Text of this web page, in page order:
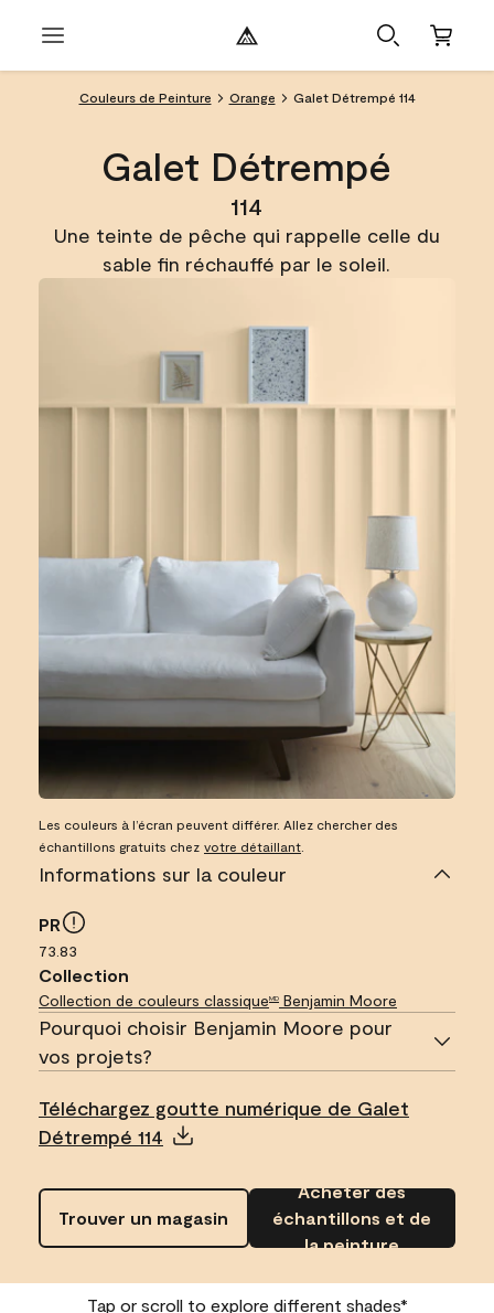
Couleurs de Peinture Orange Galet Détrempé 114
Galet Détrempé
114
Une teinte de pêche qui rappelle celle du
sable fin réchauffé par le soleil.
Les couleurs à l’écran peuvent différer. Allez chercher des
échantillons gratuits chez votre détaillant
Informations sur la couleur
PR
73.83
Collection
Collection de couleurs classiqueMD Benjamin Moore
Pourquoi choisir Benjamin Moore pour
vos projets?
Téléchargez goutte numérique de Galet
Détrempé 114
Trouver un magasin
Acheter des
échantillons et de
la peinture
Tap or scroll to explore different shades*